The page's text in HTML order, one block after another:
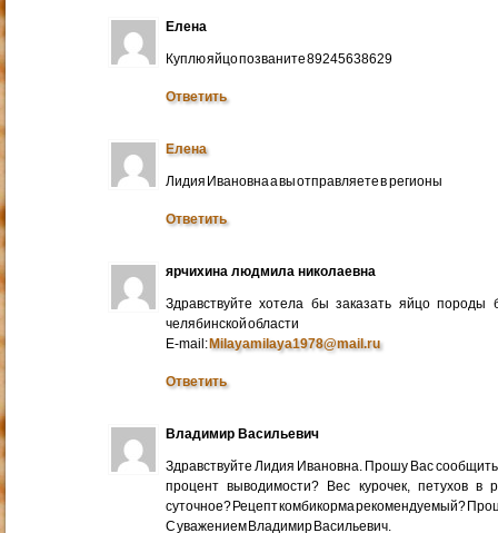
Елена
Куплю яйцо позваните 89245638629
Ответить
Елена
Лидия Ивановна а вы отправляете в регионы
Ответить
ярчихина людмила николаевна
Здравствуйте хотела бы заказать яйцо
челябинской области
E-mail:Milayamilaya1978@mail.ru
Ответить
Владимир Васильевич
Здравствуйте Лидия Ивановна. Прошу Вас
процент выводимости? Вес курочек, петухов в
суточное? Рецепт комбикорма рекомендуемый?
С уважением Владимир Васильевич.